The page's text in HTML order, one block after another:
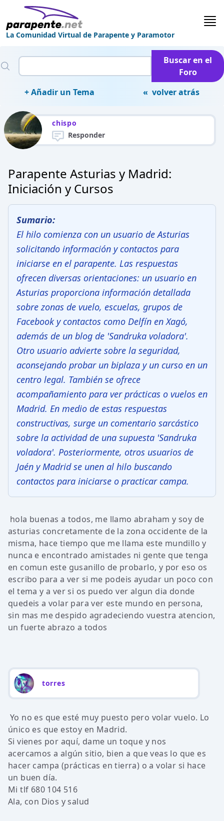
La Comunidad Virtual de Parapente y Paramotor
Buscar en el
Foro
+ Añadir un Tema
« volver atrás
chispo
Responder
Parapente Asturias y Madrid:
Iniciación y Cursos
Sumario:
El hilo comienza con un usuario de Asturias
solicitando información y contactos para
iniciarse en el parapente. Las respuestas
ofrecen diversas orientaciones: un usuario en
Asturias proporciona información detallada
sobre zonas de vuelo, escuelas, grupos de
Facebook y contactos como Delfín en Xagó,
además de un blog de 'Sandruka voladora'.
Otro usuario advierte sobre la seguridad,
aconsejando probar un biplaza y un curso en un
centro legal. También se ofrece
acompañamiento para ver prácticas o vuelos en
Madrid. En medio de estas respuestas
constructivas, surge un comentario sarcástico
sobre la actividad de una supuesta 'Sandruka
voladora'. Posteriormente, otros usuarios de
Jaén y Madrid se unen al hilo buscando
contactos para iniciarse o practicar campa.
hola buenas a todos, me llamo abraham y soy de
asturias concretamente de la zona occidente de la
misma, hace tiempo que me llama este mundillo y
nunca e encontrado amistades ni gente que tenga
en comun este gusanillo de probarlo, y por eso os
escribo para a ver si me podeis ayudar un poco con
el tema y a ver si os puedo ver algun dia donde
quedeis a volar para ver este mundo en persona,
sin mas me despido agradeciendo vuestra atencion,
un fuerte abrazo a todos
torres
Yo no es que esté muy puesto pero volar vuelo. Lo
único es que estoy en Madrid.
Si vienes por aquí, dame un toque y nos
acercamos a algún sitio, bien a que veas lo que es
hacer campa (prácticas en tierra) o a volar si hace
un buen día.
Mi tlf 680 104 516
Ala, con Dios y salud